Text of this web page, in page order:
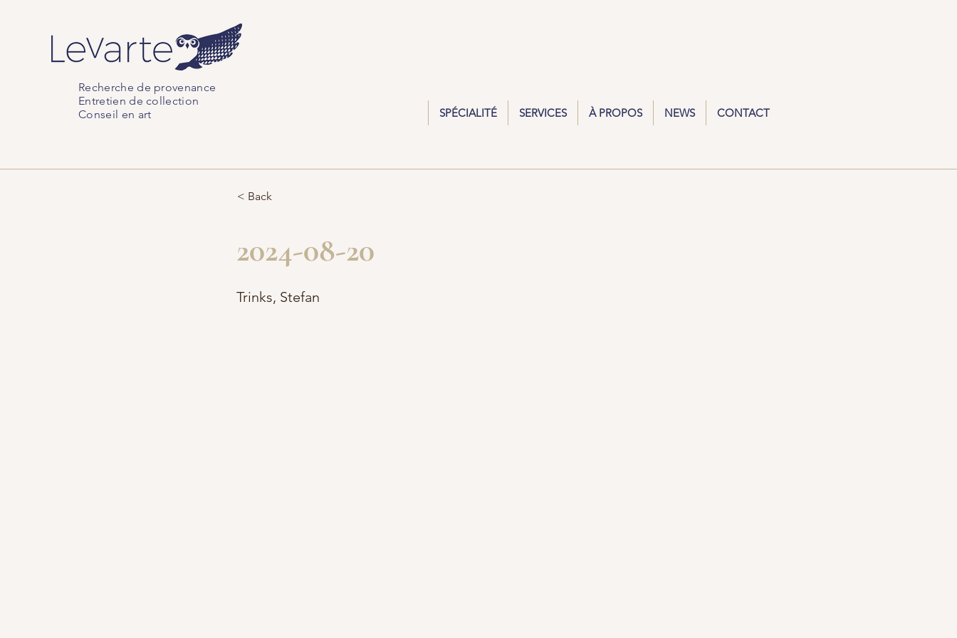
Recherche de provenance
Entretien de collection
Conseil en art
SPÉCIALITÉ SERVICES À PROPOS NEWS CONTACT
< Back
2024-08-20
Trinks, Stefan